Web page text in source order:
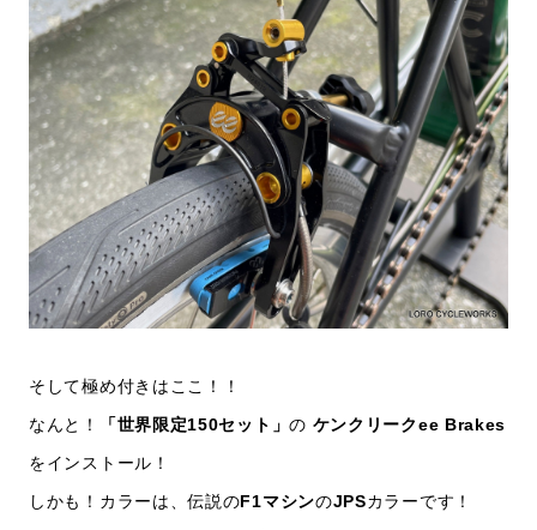
そして極め付きはここ！！
なんと！
「世界限定150セット」の ケンクリークee Brakes
をインストール！
しかも！カラーは、伝説のF1マシンのJPSカラーです！